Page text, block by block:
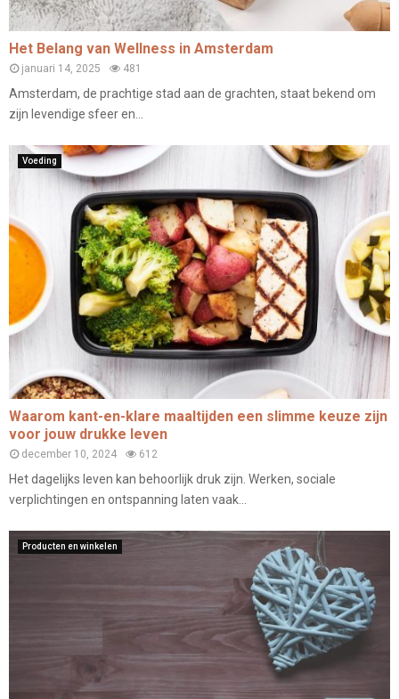
Het Belang van Wellness in Amsterdam
januari 14, 2025 481
Amsterdam, de prachtige stad aan de grachten, staat bekend om
zijn levendige sfeer en...
Voeding
Waarom kant-en-klare maaltijden een slimme keuze zijn
voor jouw drukke leven
december 10, 2024 612
Het dagelijks leven kan behoorlijk druk zijn. Werken, sociale
verplichtingen en ontspanning laten vaak...
Producten en winkelen